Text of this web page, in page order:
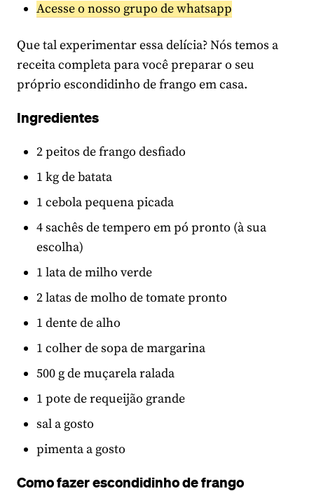
Acesse o nosso grupo de whatsapp
Que tal experimentar essa delícia? Nós temos a
receita completa para você preparar o seu
próprio escondidinho de frango em casa.
Ingredientes
2 peitos de frango desfiado
1 kg de batata
1 cebola pequena picada
4 sachês de tempero em pó pronto (à sua
escolha)
1 lata de milho verde
2 latas de molho de tomate pronto
1 dente de alho
1 colher de sopa de margarina
500 g de muçarela ralada
1 pote de requeijão grande
sal a gosto
pimenta a gosto
Como fazer escondidinho de frango